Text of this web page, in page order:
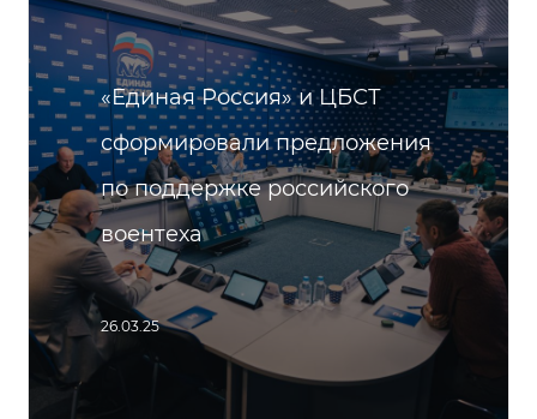
«Единая Россия» и ЦБСТ
сформировали предложения
по поддержке российского
воентеха
26.03.25